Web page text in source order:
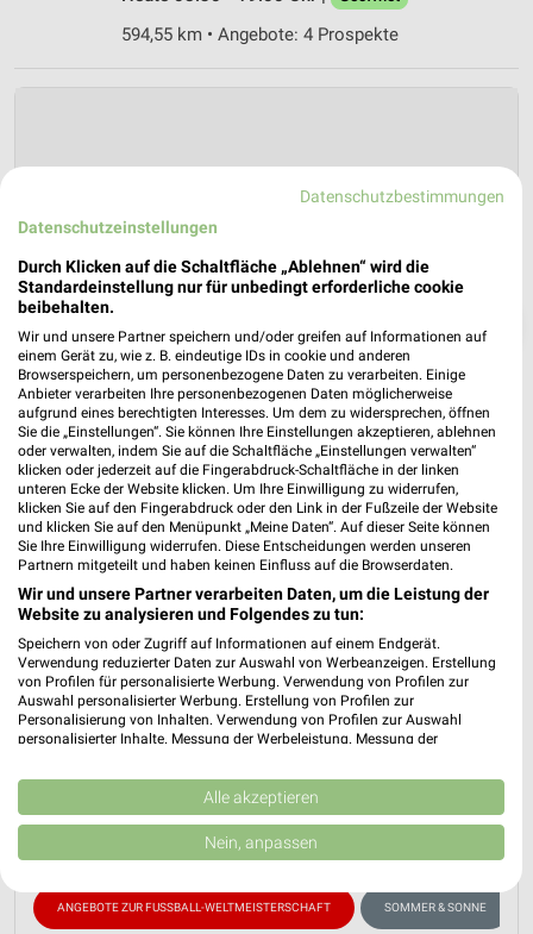
594,55 km • Angebote: 4 Prospekte
❯
Müller Prospekt für Wangen (Allgäu) ab
Mi. den 01.07.
lifestyle Magazin
Gültig von 01. Jul. bis 31. Aug.
📅 Kalendereintrag erstellen
PROSPEKT BLÄTTERN
ANGEBOTE ZUR FUSSBALL-WELTMEISTERSCHAFT SOMMER & SONNE
Datenschutzbestimmungen
Datenschutzeinstellungen
Durch Klicken auf die Schaltfläche „Ablehnen“ wird die
Standardeinstellung nur für unbedingt erforderliche cookie
beibehalten.
Wir und unsere Partner speichern und/oder greifen auf Informationen auf
einem Gerät zu, wie z. B. eindeutige IDs in cookie und anderen
Browserspeichern, um personenbezogene Daten zu verarbeiten. Einige
Anbieter verarbeiten Ihre personenbezogenen Daten möglicherweise
aufgrund eines berechtigten Interesses. Um dem zu widersprechen, öffnen
Sie die „Einstellungen“. Sie können Ihre Einstellungen akzeptieren, ablehnen
oder verwalten, indem Sie auf die Schaltfläche „Einstellungen verwalten“
klicken oder jederzeit auf die Fingerabdruck-Schaltfläche in der linken
unteren Ecke der Website klicken. Um Ihre Einwilligung zu widerrufen,
klicken Sie auf den Fingerabdruck oder den Link in der Fußzeile der Website
und klicken Sie auf den Menüpunkt „Meine Daten“. Auf dieser Seite können
Sie Ihre Einwilligung widerrufen. Diese Entscheidungen werden unseren
Partnern mitgeteilt und haben keinen Einfluss auf die Browserdaten.
Wir und unsere Partner verarbeiten Daten, um die Leistung der
Website zu analysieren und Folgendes zu tun:
Speichern von oder Zugriff auf Informationen auf einem Endgerät.
Verwendung reduzierter Daten zur Auswahl von Werbeanzeigen. Erstellung
von Profilen für personalisierte Werbung. Verwendung von Profilen zur
Auswahl personalisierter Werbung. Erstellung von Profilen zur
Personalisierung von Inhalten. Verwendung von Profilen zur Auswahl
personalisierter Inhalte. Messung der Werbeleistung. Messung der
Kombinationen von Daten aus verschiedenen Quellen. Entwicklung und
Verbesserung der Angebote. Verwendung reduzierter Daten zur Auswahl
von Inhalten.
Daten können außerhalb der Europäischen Union weitergegeben und in die
USA gesendet werden.
Website/App.
Partnerliste anzeigen (1 IAB-Anbieter)
Alle akzeptieren
Nein, anpassen